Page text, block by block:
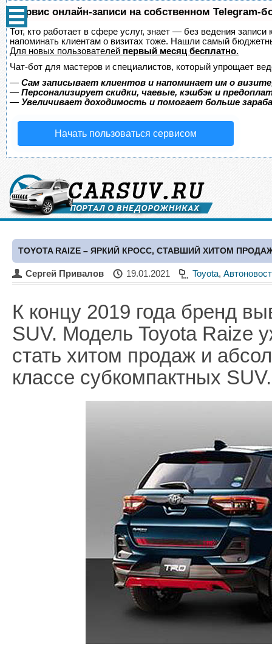
Сервис онлайн-записи на собственном Telegram-
Тот, кто работает в сфере услуг, знает — без ведения
напоминать клиентам о визитах тоже. Нашли самый
Для новых пользователей первый месяц бесплатно.
Чат-бот для мастеров и специалистов, который упрощает
— Сам записывает клиентов и напоминает им о
— Персонализирует скидки, чаевые, кэшбэк и
— Увеличивает доходимость и помогает больше
Начать пользоваться сервисом
TOYOTA RAIZE – ЯРКИЙ КРОСС, СТАВШИЙ ХИТОМ
Сергей Привалов 19.01.2021 Toyota,
К концу 2019 года бренд
SUV. Модель Toyota Raize
стать хитом продаж и
классе субкомпактных SUV.